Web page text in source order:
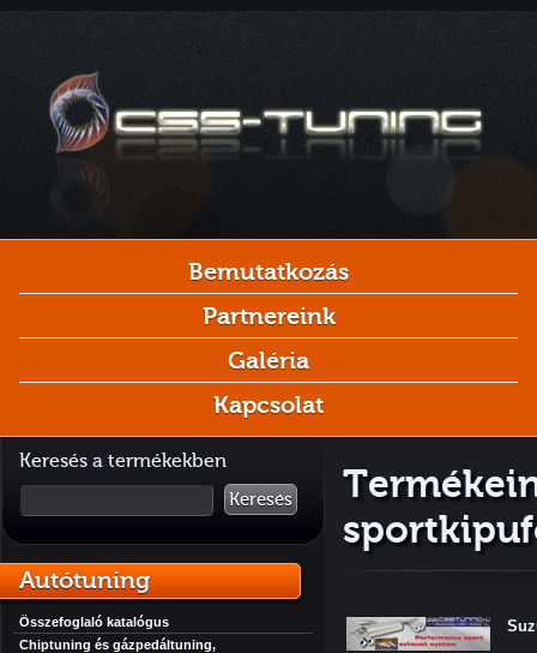
Bemutatkozás
Partnereink
Galéria
Kapcsolat
Keresés a termékekben
Keresés
Autótuning
Összefoglaló katalógus
Chiptuning és gázpedáltuning,